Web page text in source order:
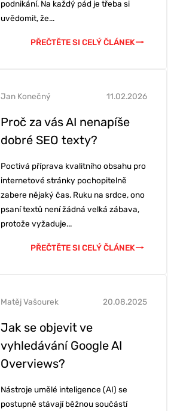
podnikání. Na každý pád je třeba si
uvědomit, že...
PŘEČTĚTE SI CELÝ ČLÁNEK
Proč za vás AI nenapíše
dobré SEO texty?
11.02.2026
Jan Konečný
Poctivá příprava kvalitního obsahu pro
internetové stránky pochopitelně
zabere nějaký čas. Ruku na srdce, ono
psaní textů není žádná velká zábava,
protože vyžaduje...
PŘEČTĚTE SI CELÝ ČLÁNEK
Jak se objevit ve
vyhledávání Google AI
Overviews?
20.08.2025
Matěj Vašourek
Nástroje umělé inteligence (AI) se
postupně stávají běžnou součástí